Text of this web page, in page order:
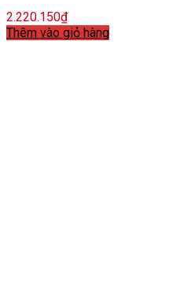
2.220.150₫
Thêm vào giỏ hàng